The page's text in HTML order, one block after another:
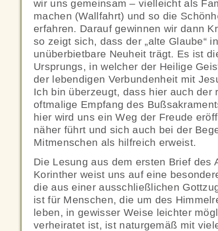
wir uns gemeinsam – vielleicht als
machen (Wallfahrt) und so die
erfahren. Darauf gewinnen wir dann
so zeigt sich, dass der „alte Glaube“
unüberbietbare Neuheit trägt. Es ist
Ursprungs, in welcher der Heilige
der lebendigen Verbundenheit mit
Ich bin überzeugt, dass hier auch der
oftmalige Empfang des
hier wird uns ein Weg der Freude
näher führt und sich auch bei der
Mitmenschen als hilfreich erweist.
Die Lesung aus dem ersten Brief des
Korinther weist uns auf eine
die aus einer ausschließlichen
ist für Menschen, die um des
leben, in gewisser Weise leichter
verheiratet ist, ist naturgemäß mit